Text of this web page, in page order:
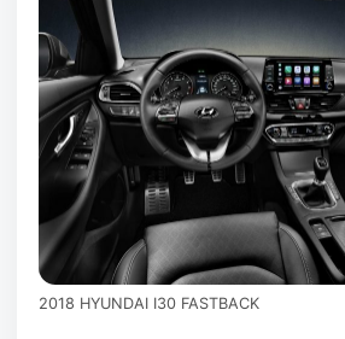
2018 HYUNDAI I30 FASTBACK